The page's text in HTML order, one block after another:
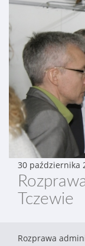
30 października
Tczewie
Rozprawa